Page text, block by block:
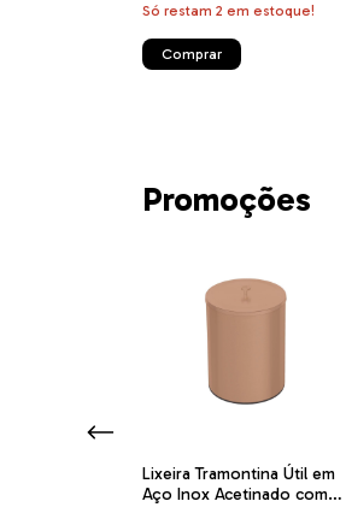
Só restam 2 em estoque!
Promoções
Lixeira Tramontina Útil em
Aço Inox Acetinado com